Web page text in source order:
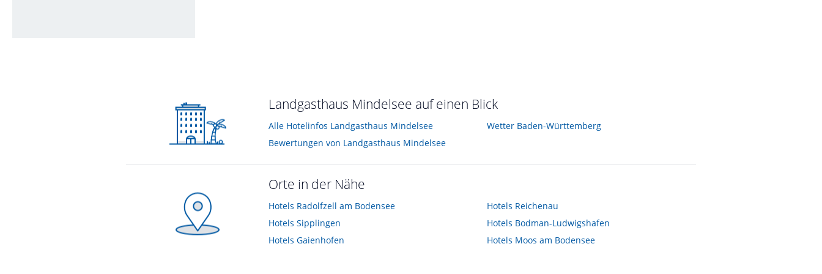
Landgasthaus Mindelsee auf einen Blick
Alle Hotelinfos Landgasthaus Mindelsee
Bewertungen von Landgasthaus Mindelsee
Wetter Baden-Württemberg
Orte in der Nähe
Hotels Radolfzell am Bodensee
Hotels Sipplingen
Hotels Gaienhofen
Hotels Reichenau
Hotels Bodman-Ludwigshafen
Hotels Moos am Bodensee